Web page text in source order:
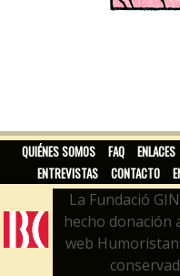
QUIÉNES SOMOS FAQ ENLACES
ENTREVISTAS
CONTACTO
La Fundació
hecho donación
web